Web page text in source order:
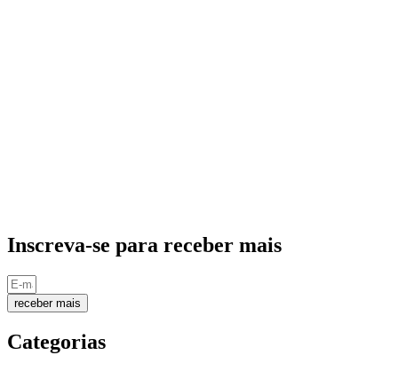
Inscreva-se para receber mais
receber mais
Categorias